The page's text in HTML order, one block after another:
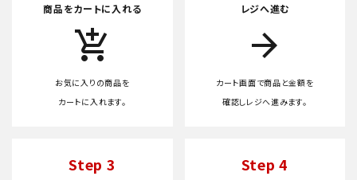
商品をカートに入れる
add_shopping_cart
お気に入りの商品を
カートに入れます。
レジへ進む
arrow_forward
カート画面で商品と金額を
確認しレジへ進みます。
Step 3 Step 4